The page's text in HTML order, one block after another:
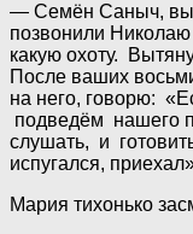
— Семён Саныч, вы
позвонили
какую охоту.
После ваших
на него, говорю:
подведём нашего
слушать, и
испугался,
Мария тихонько